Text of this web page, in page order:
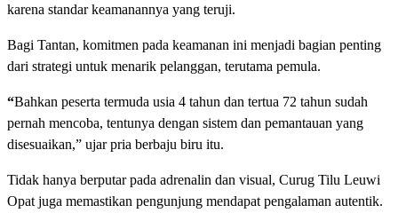
karena standar keamanannya yang teruji.
Bagi Tantan, komitmen pada keamanan ini menjadi bagian penting
dari strategi untuk menarik pelanggan, terutama pemula.
“Bahkan peserta termuda usia 4 tahun dan tertua 72 tahun sudah
pernah mencoba, tentunya dengan sistem dan pemantauan yang
disesuaikan,” ujar pria berbaju biru itu.
Tidak hanya berputar pada adrenalin dan visual, Curug Tilu Leuwi
Opat juga memastikan pengunjung mendapat pengalaman autentik.